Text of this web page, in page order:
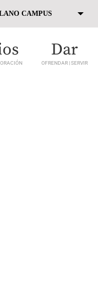
Dar
OFRENDAR | SERVIR